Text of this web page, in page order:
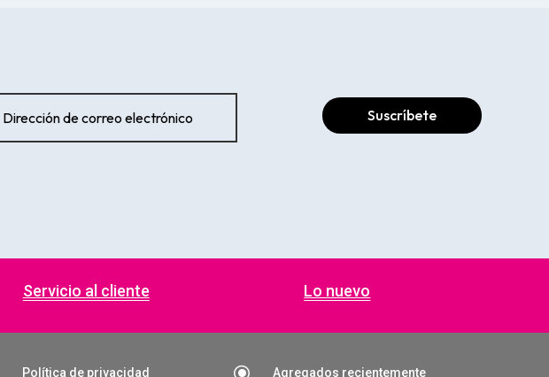
Suscríbete
Servicio al cliente Lo nuevo
Política de privacidad Agregados recientemente